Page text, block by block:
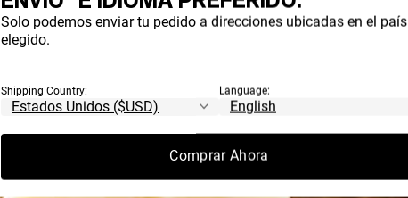
Solo podemos enviar tu pedido a direcciones ubicadas en el país
elegido.
Shipping Country: Language:
Comprar Ahora